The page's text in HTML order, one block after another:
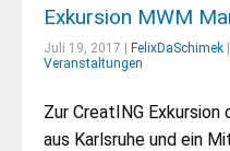
Exkursion MWM
Juli 19, 2017 | FelixDaSchimek
Veranstaltungen
Zur CreatING
aus Karlsruhe und ein